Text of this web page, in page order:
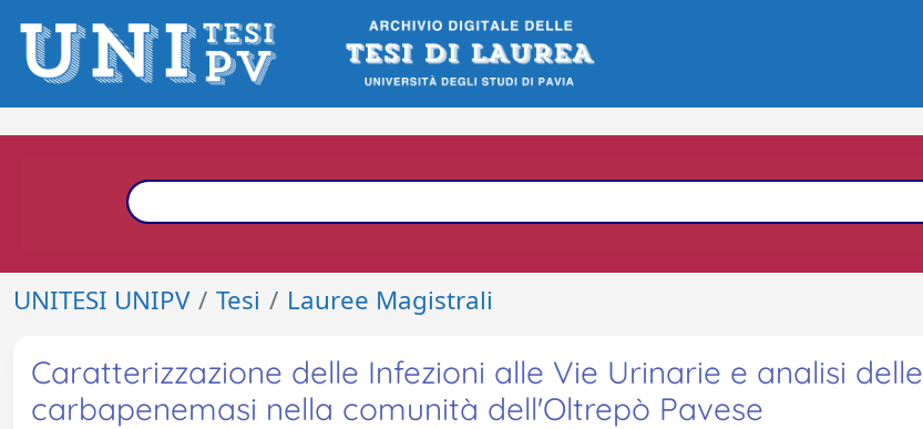
UNITESI UNIPV Tesi Lauree Magistrali
Caratterizzazione delle Infezioni alle Vie Urinarie e analisi delle
carbapenemasi nella comunità dell'Oltrepò Pavese